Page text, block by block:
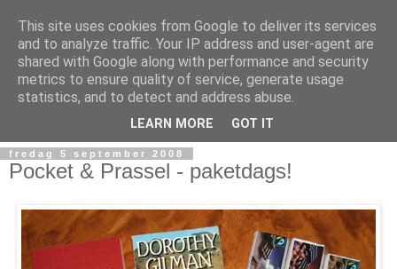
fredag 5 september 2008
Pocket & Prassel - paketdags!
This site uses cookies from Google to deliver its services
and to analyze traffic. Your IP address and user-agent are
shared with Google along with performance and security
metrics to ensure quality of service, generate usage
statistics, and to detect and address abuse.
LEARN MORE GOT IT